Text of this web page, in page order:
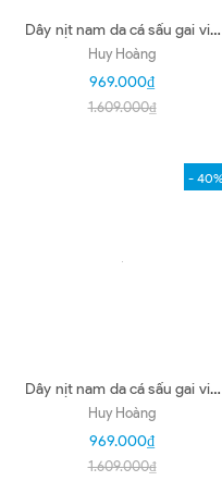
Dây nịt nam da cá sấu gai vip
4P đầu kim màu nâu đất
HD4877
Huy Hoàng
969.000₫
1.609.000₫
-
Dây nịt nam da cá sấu gai vip
4P đầu kim nhiều màu
HD4876-77-78-79
Huy Hoàng
969.000₫
1.609.000₫